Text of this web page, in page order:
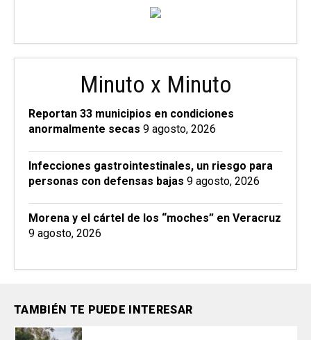
Minuto x Minuto
Reportan 33 municipios en condiciones
anormalmente secas 9 agosto, 2026
Infecciones gastrointestinales, un riesgo para
personas con defensas bajas 9 agosto, 2026
Morena y el cártel de los “moches” en Veracruz
9 agosto, 2026
TAMBIÉN TE PUEDE INTERESAR